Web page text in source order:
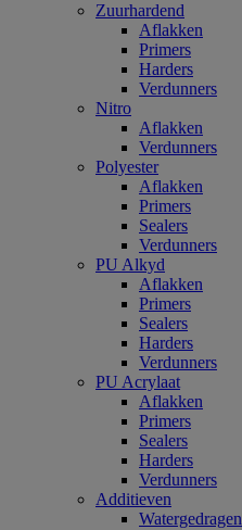
Zuurhardend
Aflakken
Primers
Harders
Verdunners
Nitro
Aflakken
Verdunners
Polyester
Aflakken
Primers
Sealers
Verdunners
PU Alkyd
Aflakken
Primers
Sealers
Harders
Verdunners
PU Acrylaat
Aflakken
Primers
Sealers
Harders
Verdunners
Additieven
Watergedragen